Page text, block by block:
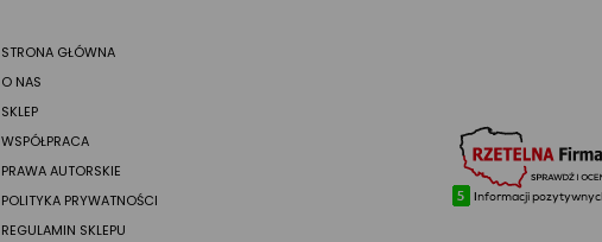
STRONA GŁÓWNA
O NAS
SKLEP
WSPÓŁPRACA
PRAWA AUTORSKIE
POLITYKA PRYWATNOŚCI
REGULAMIN SKLEPU